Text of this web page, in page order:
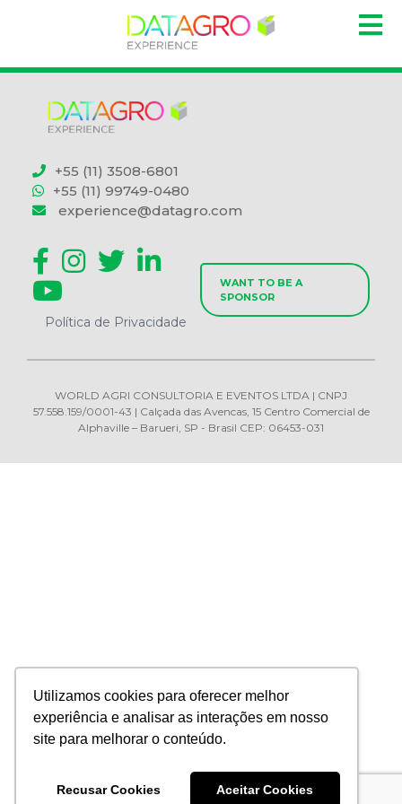
Utilizamos cookies para oferecer melhor
experiência e analisar as interações em nosso
site para melhorar o conteúdo.
Recusar Cookies Aceitar Cookies
+55 (11) 3508-6801
+55 (11) 99749-0480
experience@datagro.com
Política de Privacidade
WANT TO BE A
SPONSOR
WORLD AGRI CONSULTORIA E EVENTOS LTDA | CNPJ
57.558.159/0001-43 | Calçada das Avencas, 15 Centro Comercial de
Alphaville – Barueri, SP - Brasil CEP: 06453-031